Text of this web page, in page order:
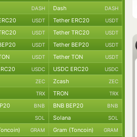
DASH Dash DASH
USDT Tether ERC20 USDT
USDT Tether TRC20 USDT
USDT Tether BEP20 USDT
USDT Tether TON USDT
USDC USDC ERC20 USDC
ZEC Zcash ZEC
TRX TRON TRX
BNB BNB BEP20 BNB
SOL Solana SOL
GRAM Gram (Toncoin) GRAM